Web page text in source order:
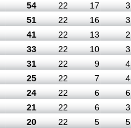
54 22 17 3
51 22 16 3
41 22 13 2
33 22 10 3
31 22 9 4
25 22 7 4
24 22 6 6
21 22 6 3
20 22 5 5